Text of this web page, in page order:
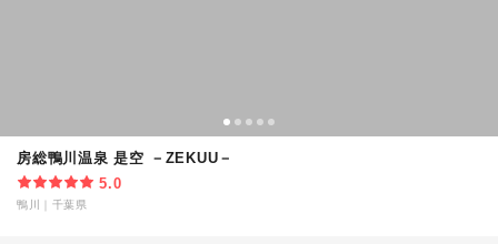
房総鴨川温泉 是空 －ZEKUU－
5.0
鴨川 千葉県